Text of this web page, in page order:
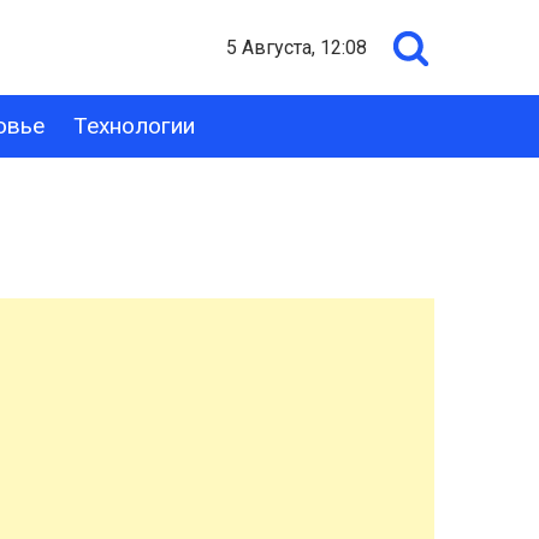
5 Августа, 12:08
Технологии